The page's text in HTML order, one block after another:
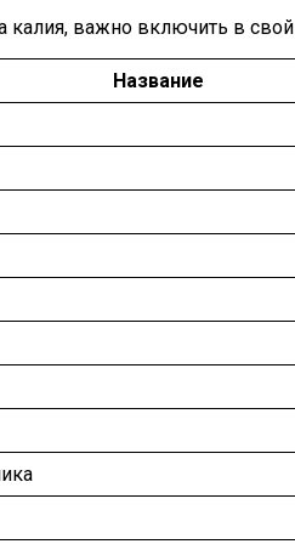
важно включить в
Название